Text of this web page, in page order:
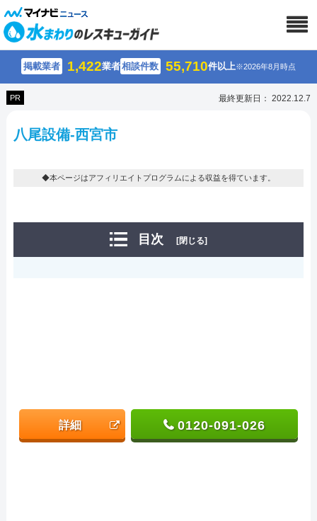
掲載業者 1,422業者相談件数 55,710件以上※2026年8月時点
PR 最終更新日： 2022.12.7
八尾設備-西宮市
◆本ページはアフィリエイトプログラムによる収益を得ています。
目次 [閉じる]
詳細 0120-091-026